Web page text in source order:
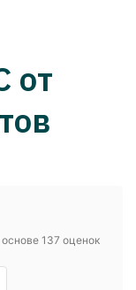
137 оценок